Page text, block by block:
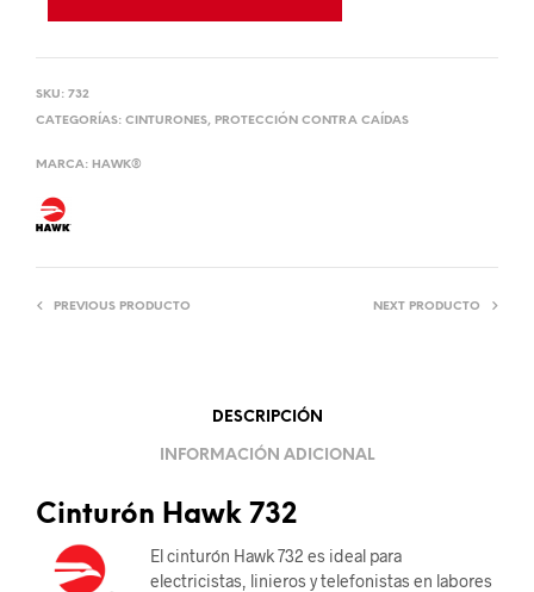
SKU: 732
CATEGORÍAS: CINTURONES, PROTECCIÓN CONTRA CAÍDAS
MARCA: HAWK®
PREVIOUS PRODUCTO NEXT PRODUCTO
DESCRIPCIÓN
INFORMACIÓN ADICIONAL
Cinturón Hawk 732
El cinturón Hawk 732 es ideal para
electricistas, linieros y telefonistas en labores